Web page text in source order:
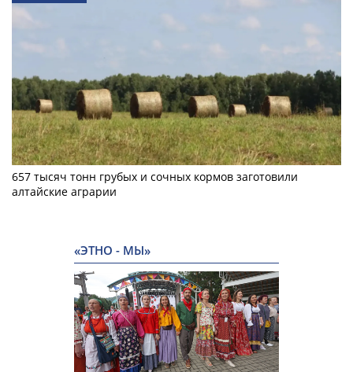
657 тысяч тонн грубых и сочных кормов заготовили
алтайские аграрии
«ЭТНО - МЫ»